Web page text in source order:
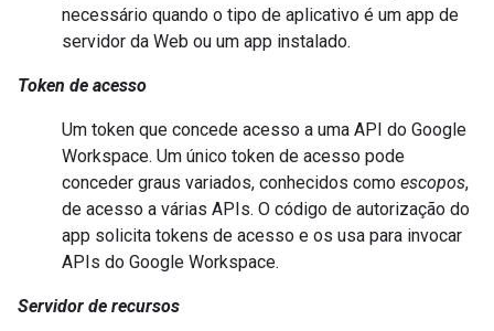
necessário quando o tipo de aplicativo é um app de
servidor da Web ou um app instalado.
Token de acesso
Um token que concede acesso a uma API do Google
Workspace. Um único token de acesso pode
conceder graus variados, conhecidos como escopos,
de acesso a várias APIs. O código de autorização do
app solicita tokens de acesso e os usa para invocar
APIs do Google Workspace.
Servidor de recursos